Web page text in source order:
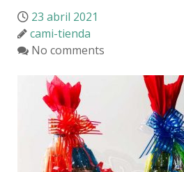
23 abril 2021
cami-tienda
No comments